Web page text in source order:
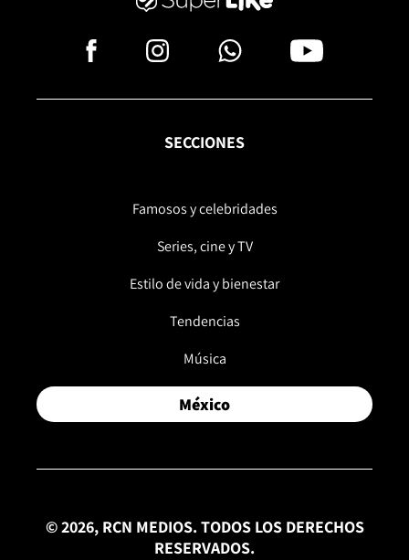
SECCIONES
Famosos y celebridades
Series, cine y TV
Estilo de vida y bienestar
Tendencias
Música
México
© 2026, RCN MEDIOS. TODOS LOS DERECHOS
RESERVADOS.